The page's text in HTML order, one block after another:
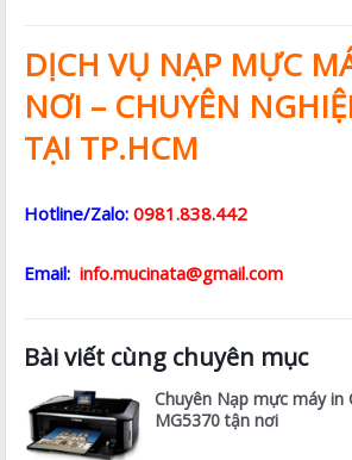
DỊCH VỤ NẠP MỰC
NƠI – CHUYÊN
TẠI TP.HCM
Hotline/Zalo: 0981.838.442
Email: info.mucinata@gmail.com
Bài viết cùng chuyên mục
Chuyên Nạp mực máy in
MG5370 tận nơi